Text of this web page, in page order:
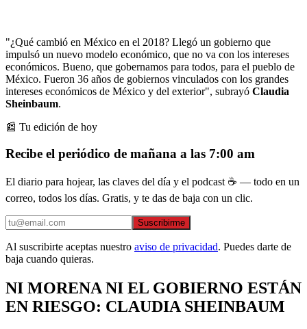
"¿Qué cambió en México en el 2018? Llegó un gobierno que
impulsó un nuevo modelo económico, que no va con los intereses
económicos. Bueno, que gobernamos para todos, para el pueblo de
México. Fueron 36 años de gobiernos vinculados con los grandes
intereses económicos de México y del exterior", subrayó Claudia
Sheinbaum.
📰 Tu edición de hoy
Recibe el periódico de mañana a las 7:00 am
El diario para hojear, las claves del día y el podcast ☕ — todo en un
correo, todos los días. Gratis, y te das de baja con un clic.
Suscribirme
Al suscribirte aceptas nuestro aviso de privacidad. Puedes darte de
baja cuando quieras.
NI MORENA NI EL GOBIERNO ESTÁN
EN RIESGO: CLAUDIA SHEINBAUM